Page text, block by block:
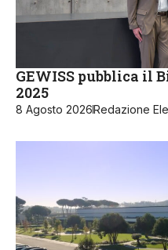
GEWISS pubblica il
2025
8 Agosto 2026Redazione